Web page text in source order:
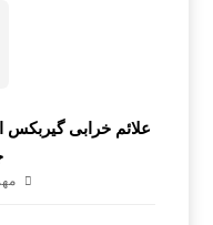
علائم خرابی گیربکس
مهر ۲۱,